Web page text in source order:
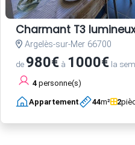
Charmant T3
Argelès-sur-Mer 66700
de 980€ à 1000€ la
4 personne(s)
Appartement 44m² 2